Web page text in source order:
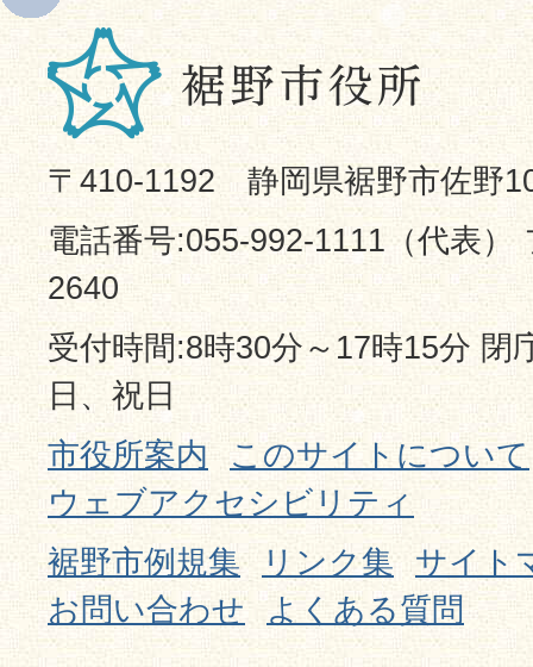
〒410-1192 静岡県裾野市佐野
電話番号:055-992-1111（代表）
2640
受付時間:8時30分～17時15分 閉
日、祝日
市役所案内
このサイトについて
ウェブアクセシビリティ
裾野市例規集
リンク集
サイト
お問い合わせ よくある質問